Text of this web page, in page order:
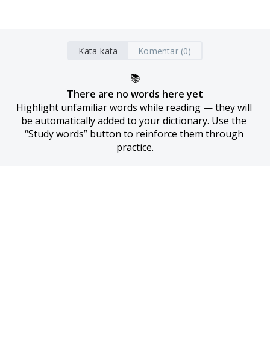
Kata-kata Komentar (0)
📚
There are no words here yet
Highlight unfamiliar words while reading — they will
be automatically added to your dictionary. Use the
“Study words” button to reinforce them through
practice.